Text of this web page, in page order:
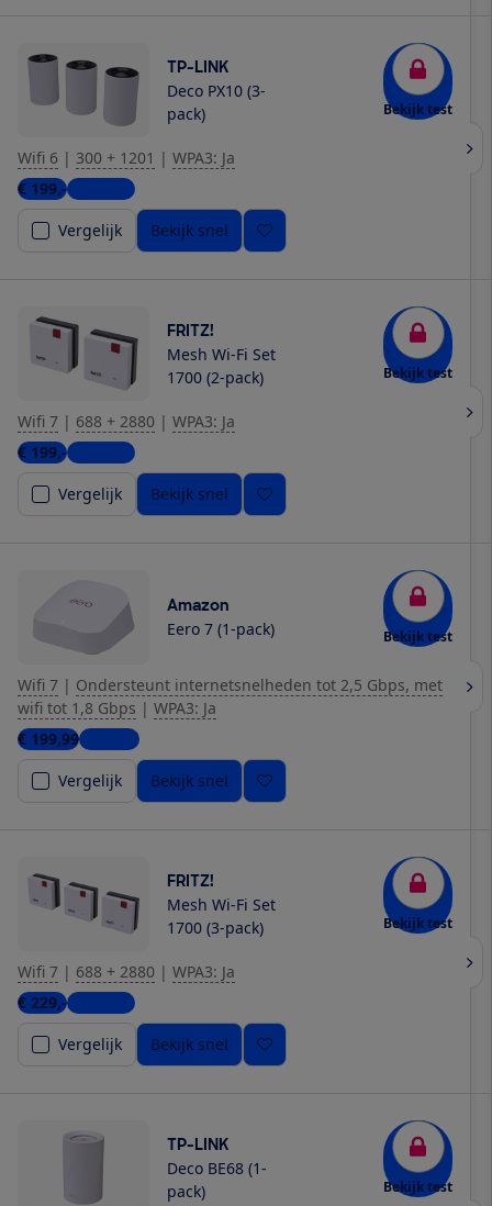
TP-LINK
Deco PX10 (3-
pack)
Bekijk test
Wifi 6 | 300 + 1201 | WPA3: Ja
€ 199,-4 winkels
Vergelijk
Bekijk snel
FRITZ!
Mesh Wi-Fi Set
1700 (2-pack)
Bekijk test
Wifi 7 | 688 + 2880 | WPA3: Ja
€ 199,-6 winkels
Vergelijk
Bekijk snel
Amazon
Eero 7 (1-pack) Bekijk test
Wifi 7 | Ondersteunt internetsnelheden tot 2,5 Gbps, met
wifi tot 1,8 Gbps | WPA3: Ja
€ 199,991 winkel
Vergelijk
Bekijk snel
FRITZ!
Mesh Wi-Fi Set
1700 (3-pack)
Bekijk test
Wifi 7 | 688 + 2880 | WPA3: Ja
€ 229,-5 winkels
Vergelijk
Bekijk snel
TP-LINK
Deco BE68 (1-
pack)
Bekijk test